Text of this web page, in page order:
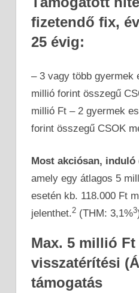
fizetendő fix,
25 évig:
– 3 vagy több gyermek
millió forint összegű
millió Ft – 2 gyermek
forint összegű CSOK
Most akciósan, induló
amely egy átlagos 5
esetén kb. 118.000 Ft
jelenthet.2 (THM: 3,1%3
Max. 5 millió Ft
visszatérítési
támogatás